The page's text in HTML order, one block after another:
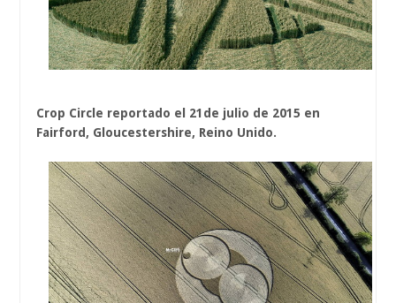
Crop Circle reportado el 21de julio de 2015 en
Fairford, Gloucestershire, Reino Unido.